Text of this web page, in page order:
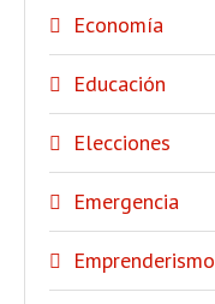
Economía
Educación
Elecciones
Emergencia
Emprenderismo